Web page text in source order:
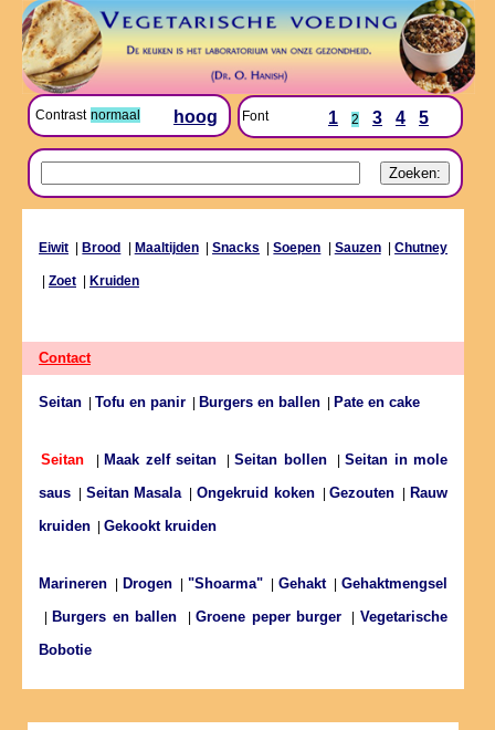
Contrast normaal hoog Font 1 2 3 4 5
Eiwit Brood Maaltijden|Snacks |Soepen Sauzen|Chutney
Zoet Kruiden
Contact
Seitan Tofu en panir Burgers en ballen Pate en cake
Seitan Maak zelf seitan |Seitan bollen|Seitan in mole
saus
Seitan Masala|Ongekruid koken|Gezouten
Rauw
kruiden
Gekookt kruiden
Marineren Drogen "Shoarma" Gehakt|Gehaktmengsel
Burgers en ballen |Groene peper burger |Vegetarische
Bobotie